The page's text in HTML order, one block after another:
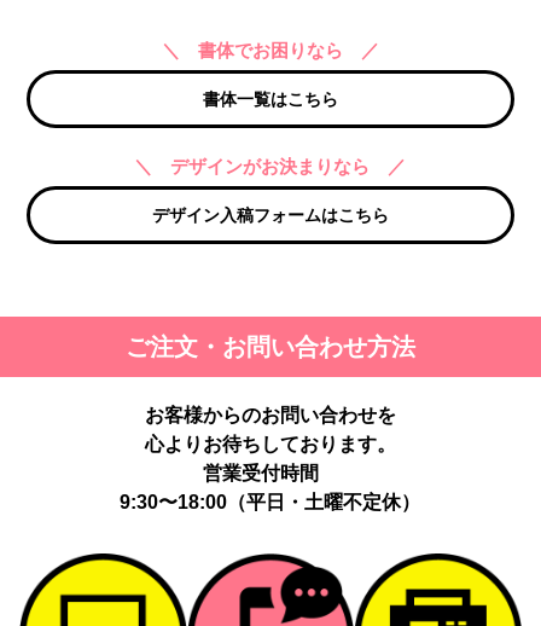
＼ 書体でお困りなら ／
書体一覧はこちら
＼ デザインがお決まりなら ／
デザイン入稿フォームはこちら
ご注文・お問い合わせ方法
お客様からのお問い合わせを
心よりお待ちしております。
営業受付時間
9:30〜18:00（平日・土曜不定休）